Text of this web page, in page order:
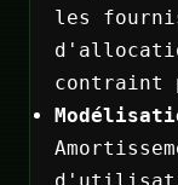
les